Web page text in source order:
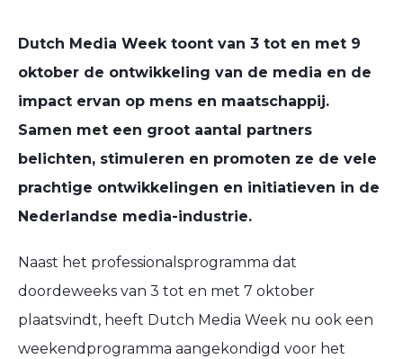
Dutch Media Week toont van 3 tot en met 9
oktober de ontwikkeling van de media en de
impact ervan op mens en maatschappij.
Samen met een groot aantal partners
belichten, stimuleren en promoten ze de vele
prachtige ontwikkelingen en initiatieven in de
Nederlandse media-industrie.
Naast het professionalsprogramma dat
doordeweeks van 3 tot en met 7 oktober
plaatsvindt, heeft Dutch Media Week nu ook een
weekendprogramma aangekondigd voor het